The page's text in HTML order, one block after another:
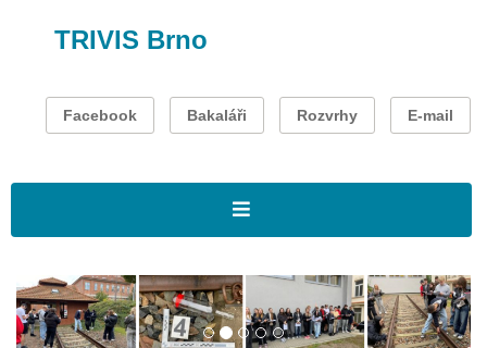
TRIVIS Brno
Facebook Bakaláři Rozvrhy E-mail